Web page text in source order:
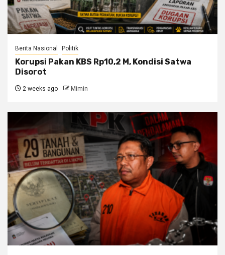
Berita Nasional Politik
Korupsi Pakan KBS Rp10,2 M, Kondisi Satwa
Disorot
2 weeks ago Mimin